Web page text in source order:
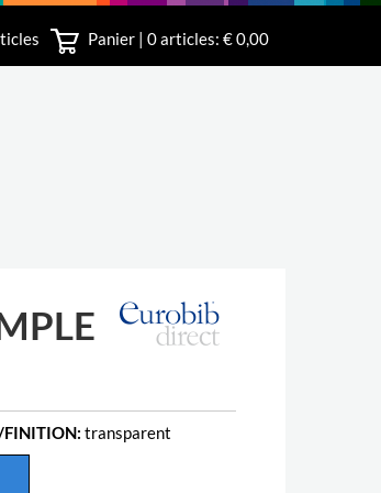
Panier | 0articles: € 0,00
FINITION: transparent